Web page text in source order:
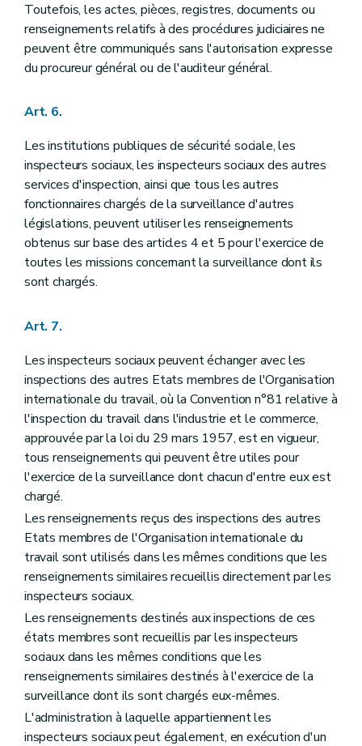
Toutefois, les actes, pièces, registres, documents ou
renseignements relatifs à des procédures judiciaires ne
peuvent être communiqués sans l'autorisation expresse
du procureur général ou de l'auditeur général.
Art. 6.
Les institutions publiques de sécurité sociale, les
inspecteurs sociaux, les inspecteurs sociaux des autres
services d'inspection, ainsi que tous les autres
fonctionnaires chargés de la surveillance d'autres
législations, peuvent utiliser les renseignements
obtenus sur base des articles 4 et 5 pour l'exercice de
toutes les missions concernant la surveillance dont ils
sont chargés.
Art. 7.
Les inspecteurs sociaux peuvent échanger avec les
inspections des autres Etats membres de l'Organisation
internationale du travail, où la Convention n°81 relative à
l'inspection du travail dans l'industrie et le commerce,
approuvée par la loi du 29 mars 1957, est en vigueur,
tous renseignements qui peuvent être utiles pour
l'exercice de la surveillance dont chacun d'entre eux est
chargé.
Les renseignements reçus des inspections des autres
Etats membres de l'Organisation internationale du
travail sont utilisés dans les mêmes conditions que les
renseignements similaires recueillis directement par les
inspecteurs sociaux.
Les renseignements destinés aux inspections de ces
états membres sont recueillis par les inspecteurs
sociaux dans les mêmes conditions que les
renseignements similaires destinés à l'exercice de la
surveillance dont ils sont chargés eux-mêmes.
L'administration à laquelle appartiennent les
inspecteurs sociaux peut également, en exécution d'un